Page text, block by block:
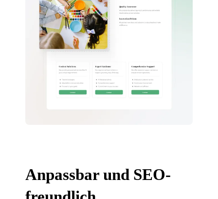
Anpassbar und SEO-